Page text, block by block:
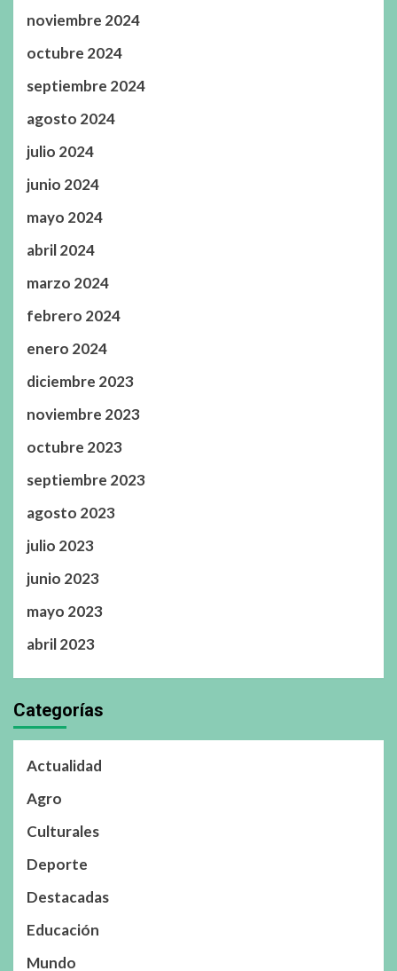
noviembre 2024
octubre 2024
septiembre 2024
agosto 2024
julio 2024
junio 2024
mayo 2024
abril 2024
marzo 2024
febrero 2024
enero 2024
diciembre 2023
noviembre 2023
octubre 2023
septiembre 2023
agosto 2023
julio 2023
junio 2023
mayo 2023
abril 2023
Categorías
Actualidad
Agro
Culturales
Deporte
Destacadas
Educación
Mundo